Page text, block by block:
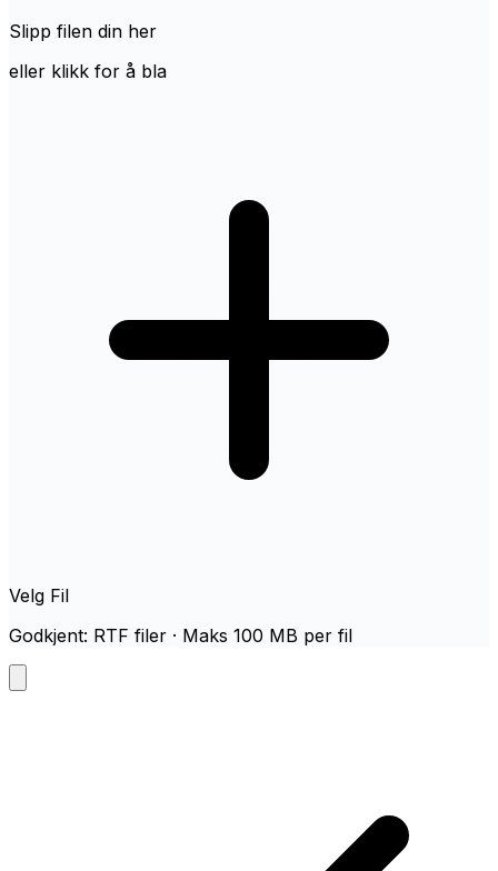
Slipp filen din her
eller klikk for å bla
Velg Fil
Godkjent: RTF filer · Maks 100 MB per fil